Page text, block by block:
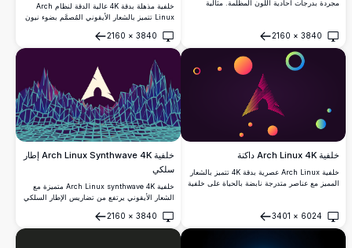
مجردة بدرجات أحادية اللون المظلمة. مثالية
باللونين الأسود والرمادي تكمل أي إعداد موضوع
مظلم.
3840
×
2160
فتح
خلفية مذهلة بدقة 4K عالية الدقة لنظام Arch
Linux تتميز بالشعار الأيقوني المُصمَّم بضوء نيون
مثالية لأسطح المكتب ذات الطابع الداكن وعشاق
نظام لينكس.
3840
×
2160
فتح
خلفية Arch Linux 4K داكنة
خلفية Arch Linux عصرية بدقة 4K تتميز بالشعار
المميز مع عناصر متدرجة نابضة بالحياة على خلفية
والهاتف المحمول.
6024
×
3401
فتح
خلفية Arch Linux Synthwave 4K إطار
سلكي
خلفية Arch Linux synthwave 4K متميزة مع
الشعار الأيقوني يرتفع من تضاريس الإطار السلكي
هندسية سماوية نابضة بالحياة وتدرجات بنفسجية
عميقة، يقدم جمالية أصيلة من الثمانينات لشاشات
3840
×
2160
فتح